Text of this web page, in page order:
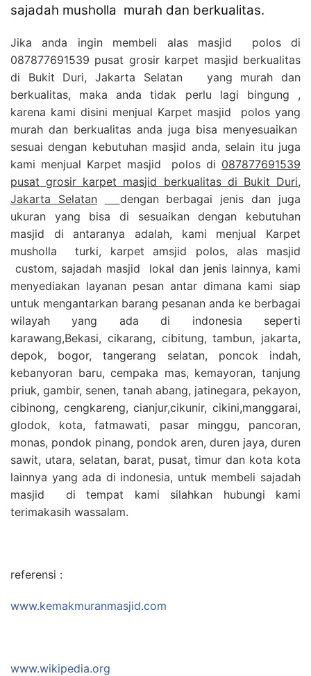
sajadah musholla murah dan berkualitas.
Jika anda ingin membeli alas masjid polos di
087877691539 pusat grosir karpet masjid berkualitas
di Bukit Duri, Jakarta Selatan yang murah dan
berkualitas, maka anda tidak perlu lagi bingung ,
karena kami disini menjual Karpet masjid polos yang
murah dan berkualitas anda juga bisa menyesuaikan
sesuai dengan kebutuhan masjid anda, selain itu juga
kami menjual Karpet masjid polos di 087877691539
pusat grosir karpet masjid berkualitas di Bukit Duri,
Jakarta Selatan
dengan berbagai jenis dan juga
ukuran yang bisa di sesuaikan dengan kebutuhan
masjid di antaranya adalah, kami menjual Karpet
musholla turki, karpet amsjid polos, alas masjid
custom, sajadah masjid lokal dan jenis lainnya, kami
menyediakan layanan pesan antar dimana kami siap
untuk mengantarkan barang pesanan anda ke berbagai
wilayah yang ada di indonesia seperti
karawang,Bekasi, cikarang, cibitung, tambun, jakarta,
depok, bogor, tangerang selatan, poncok indah,
kebanyoran baru, cempaka mas, kemayoran, tanjung
priuk, gambir, senen, tanah abang, jatinegara, pekayon,
cibinong, cengkareng, cianjur,cikunir, cikini,manggarai,
glodok, kota, fatmawati, pasar minggu, pancoran,
monas, pondok pinang, pondok aren, duren jaya, duren
sawit, utara, selatan, barat, pusat, timur dan kota kota
lainnya yang ada di indonesia, untuk membeli sajadah
masjid di tempat kami silahkan hubungi kami
terimakasih wassalam.
referensi :
www.kemakmuranmasjid.com
www.wikipedia.org